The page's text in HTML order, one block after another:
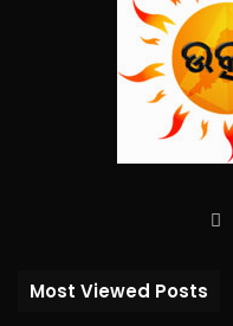
Most Viewed Posts